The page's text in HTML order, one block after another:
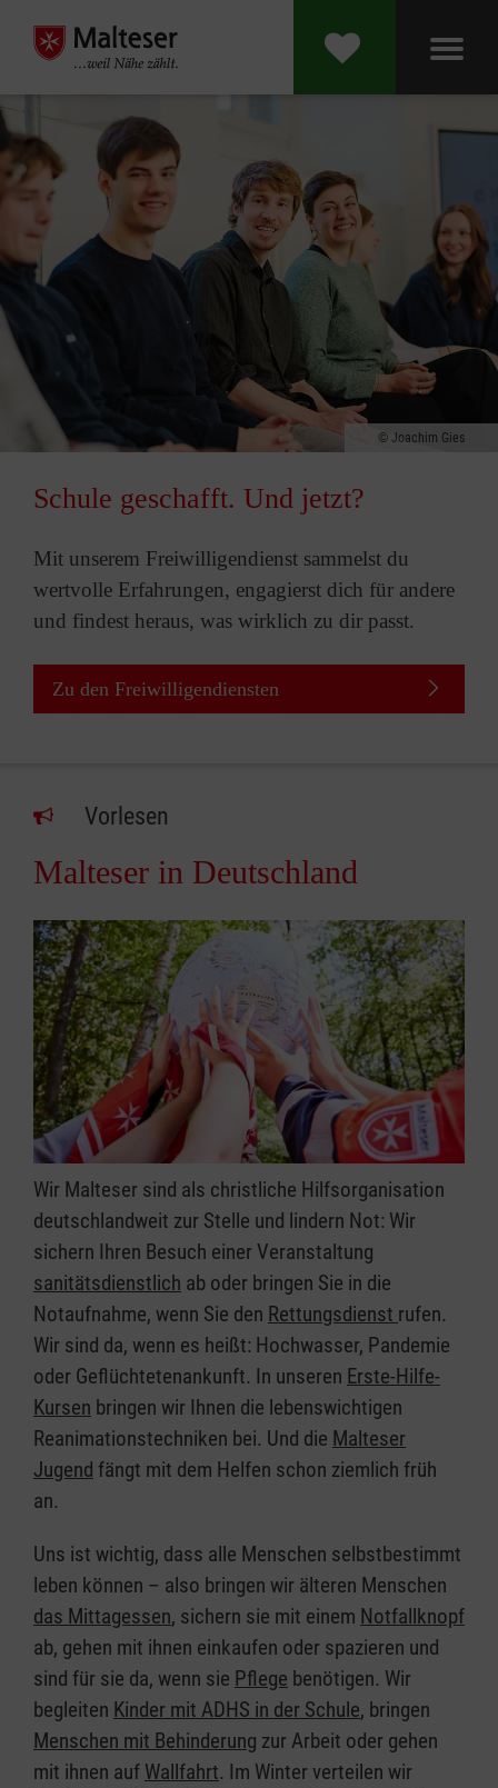
Joachim Gies
Schule geschafft. Und jetzt?
Mit unserem Freiwilligendienst sammelst du
wertvolle Erfahrungen, engagierst dich für andere
und findest heraus, was wirklich zu dir passt.
Zu den Freiwilligendiensten
Vorlesen
Malteser in Deutschland
Wir Malteser sind als christliche Hilfsorganisation
deutschlandweit zur Stelle und lindern Not: Wir
sichern Ihren Besuch einer Veranstaltung
sanitätsdienstlich ab oder bringen Sie in die
Notaufnahme, wenn Sie den Rettungsdienst rufen.
Wir sind da, wenn es heißt: Hochwasser, Pandemie
oder Geflüchtetenankunft. In unseren Erste-Hilfe-
Kursen bringen wir Ihnen die lebenswichtigen
Reanimationstechniken bei. Und die Malteser
Jugend fängt mit dem Helfen schon ziemlich früh
an.
Uns ist wichtig, dass alle Menschen selbstbestimmt
leben können – also bringen wir älteren Menschen
das Mittagessen, sichern sie mit einem Notfallknopf
ab, gehen mit ihnen einkaufen oder spazieren und
sind für sie da, wenn sie Pflege benötigen. Wir
begleiten Kinder mit ADHS in der Schule, bringen
Menschen mit Behinderung zur Arbeit oder gehen
mit ihnen auf Wallfahrt. Im Winter verteilen wir